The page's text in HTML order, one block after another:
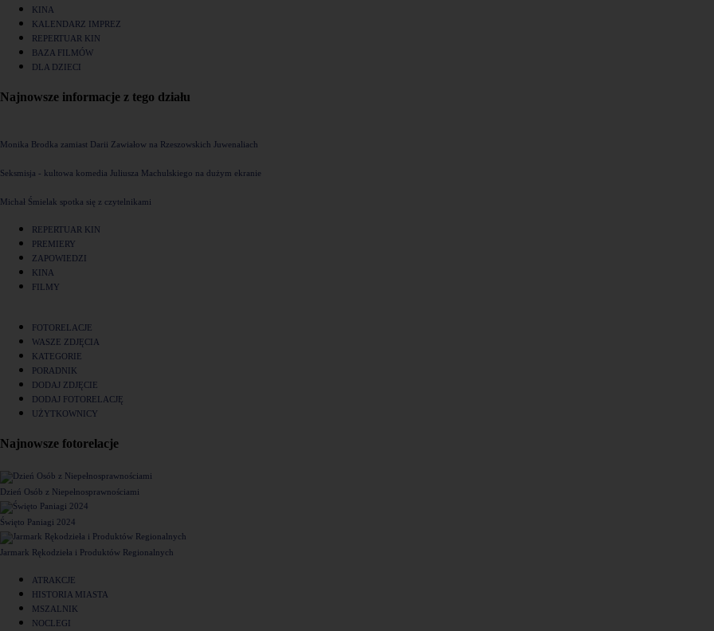
KINA
KALENDARZ IMPREZ
REPERTUAR KIN
BAZA FILMÓW
DLA DZIECI
Najnowsze informacje z tego działu
Monika Brodka zamiast Darii Zawiałow na Rzeszowskich Juwenaliach
Seksmisja - kultowa komedia Juliusza Machulskiego na dużym ekranie
Michał Śmielak spotka się z czytelnikami
REPERTUAR KIN
PREMIERY
ZAPOWIEDZI
KINA
FILMY
FOTORELACJE
WASZE ZDJĘCIA
KATEGORIE
PORADNIK
DODAJ ZDJĘCIE
DODAJ FOTORELACJĘ
UŻYTKOWNICY
Najnowsze fotorelacje
Dzień Osób z Niepełnosprawnościami
Święto Paniagi 2024
Jarmark Rękodzieła i Produktów Regionalnych
ATRAKCJE
HISTORIA MIASTA
MSZALNIK
NOCLEGI